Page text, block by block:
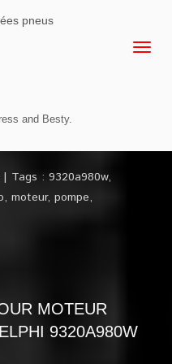
pneus
and Besty.
Tags : 9320a980w,
, moteur, pompe,
MOTEUR
9320A980W